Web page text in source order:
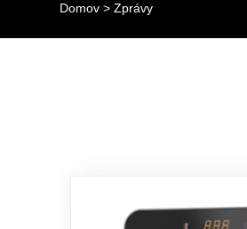
Domov > Zprávy